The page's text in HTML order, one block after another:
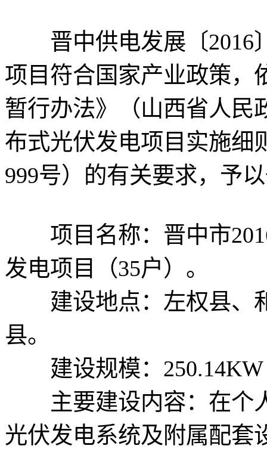
晋中供电发展〔2016
项目符合国家产业政策，
暂行办法》（山西省人民
布式光伏发电项目实施细
999号）的有关要求，予
项目名称：晋中市
发电项目（35户）。
建设地点：左权县、
县。
建设规模：250.14KW
主要建设内容：在个
光伏发电系统及附属配套